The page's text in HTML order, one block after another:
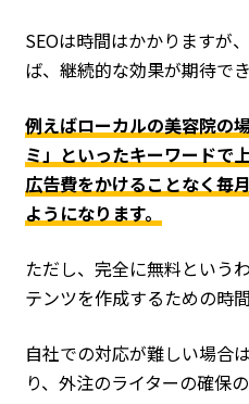
SEOは時間はかかりますが
ば、継続的な効果が期待でき
例えばローカルの美容院の
ミ」といったキーワードで
広告費をかけることなく毎
ようになります。
ただし、完全に無料という
テンツを作成するための時
自社での対応が難しい場合
り、外注のライターの確保